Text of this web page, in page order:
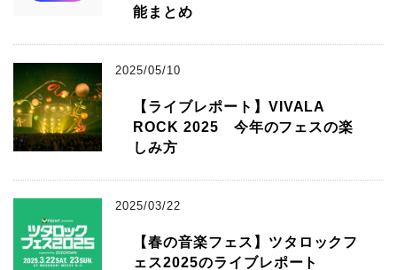
能まとめ
2025/05/10
【ライブレポート】VIVALA
ROCK 2025 今年のフェスの楽
しみ方
2025/03/22
【春の音楽フェス】ツタロックフ
ェス2025のライブレポート